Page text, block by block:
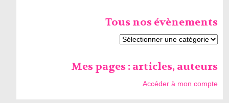
Tous nos évènements
Mes pages : articles, auteurs
Accéder à mon compte